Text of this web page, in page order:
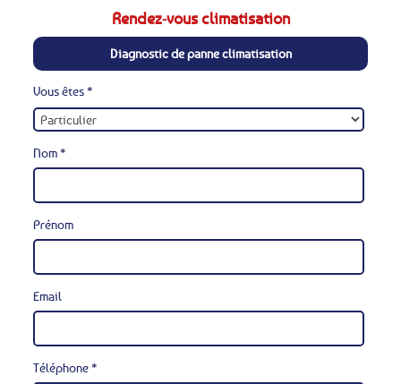
Rendez-vous climatisation
Diagnostic de panne climatisation
Vous êtes *
Nom *
Prénom
Email
Téléphone *